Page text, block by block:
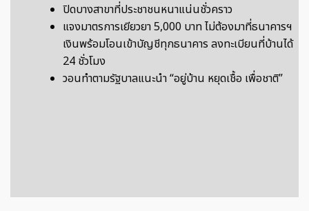
ปิดบางสาขาที่ประชาชนหนาแน่นชั่วคราว
แจงมาตรการเยียวยา 5,000 บาท ไม่ต้องมาที่ธนาคารฯ
เงินพร้อมโอนเข้าบัญชีทุกธนาคาร ลงทะเบียนที่บ้านได้
24 ชั่วโมง
วอนทำตามรัฐบาลแนะนำ “อยู่บ้าน หยุดเชื้อ เพื่อชาติ”